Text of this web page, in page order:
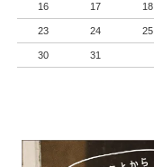
16 17 18
23 24 25
30 31